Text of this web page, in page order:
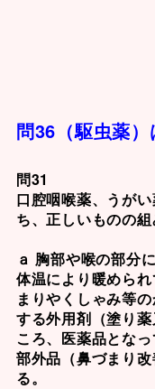
問36（駆虫薬
問31
口腔咽喉薬、うが
ち、正しいものの組
ａ 胸部や喉の部分
体温により暖めら
まりやくしゃみ等
する外用剤（塗り
ころ、医薬品とな
部外品（鼻づまり
る。